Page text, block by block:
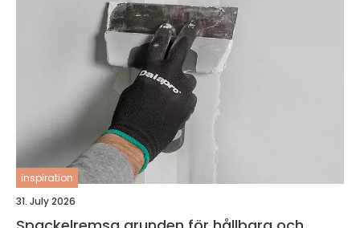
inspiration
31. July 2026